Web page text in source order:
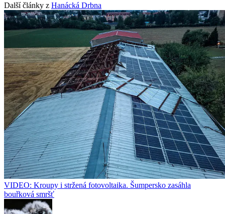
Další články z Hanácká Drbna
VIDEO: Kroupy i stržená fotovoltaika. Šumpersko zasáhla
bouřková smršť